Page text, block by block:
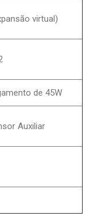
virtual)
de 45W
Auxiliar